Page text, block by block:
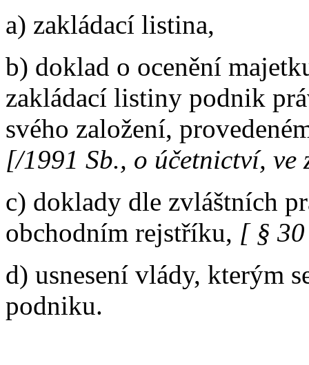
a) zakládací listina,
b) doklad o ocenění
zakládací listiny podnik
svého založení,
[/1991 Sb., o účetnictví, ve
c) doklady dle zvláštních
obchodním rejstříku, [ §
d) usnesení vlády, kterým
podniku.